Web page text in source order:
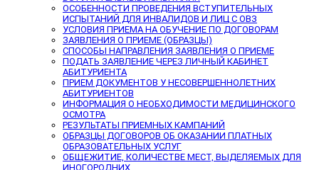
ОСОБЕННОСТИ ПРОВЕДЕНИЯ ВСТУПИТЕЛЬНЫХ
ИСПЫТАНИЙ ДЛЯ ИНВАЛИДОВ И ЛИЦ С ОВЗ
УСЛОВИЯ ПРИЕМА НА ОБУЧЕНИЕ ПО ДОГОВОРАМ
ЗАЯВЛЕНИЯ О ПРИЕМЕ (ОБРАЗЦЫ)
СПОСОБЫ НАПРАВЛЕНИЯ ЗАЯВЛЕНИЯ О ПРИЕМЕ
ПОДАТЬ ЗАЯВЛЕНИЕ ЧЕРЕЗ ЛИЧНЫЙ КАБИНЕТ
АБИТУРИЕНТА
ПРИЕМ ДОКУМЕНТОВ У НЕСОВЕРШЕННОЛЕТНИХ
АБИТУРИЕНТОВ
ИНФОРМАЦИЯ О НЕОБХОДИМОСТИ МЕДИЦИНСКОГО
ОСМОТРА
РЕЗУЛЬТАТЫ ПРИЕМНЫХ КАМПАНИЙ
ОБРАЗЦЫ ДОГОВОРОВ ОБ ОКАЗАНИИ ПЛАТНЫХ
ОБРАЗОВАТЕЛЬНЫХ УСЛУГ
ОБЩЕЖИТИЕ, КОЛИЧЕСТВЕ МЕСТ, ВЫДЕЛЯЕМЫХ ДЛЯ
ИНОГОРОДНИХ